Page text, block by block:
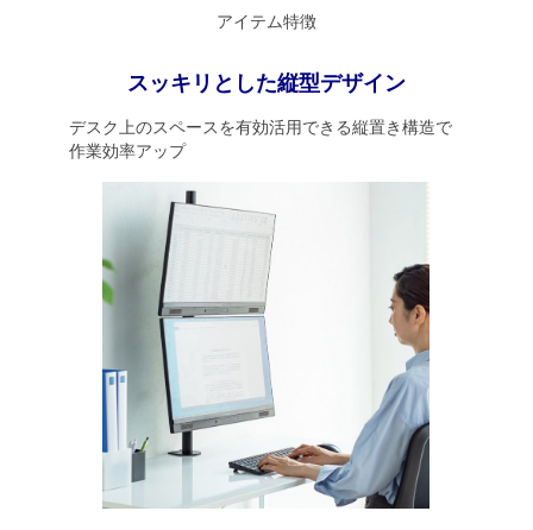
アイテム特徴
スッキリとした縦型デザイン
デスク上のスペースを有効活用できる縦置き構造で
作業効率アップ